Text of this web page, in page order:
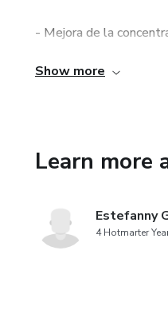
- Mejora de la
- Fomento de la
- Accesibilidad y
Show more
Learn more
Estefanny
4 Hotmarter